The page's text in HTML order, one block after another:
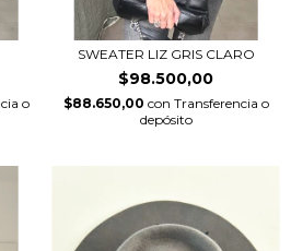
o
SWEATER LIZ GRIS CLARO
$98.500,00
$88.650,00 con Transferencia o
depósito